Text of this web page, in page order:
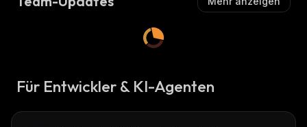
Für Entwickler & KI-Agenten